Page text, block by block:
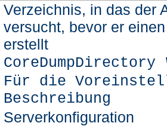
Verzeichnis, in das der
versucht, bevor er
erstellt
CoreDumpDirectory
Für die
Beschreibung
Serverkonfiguration